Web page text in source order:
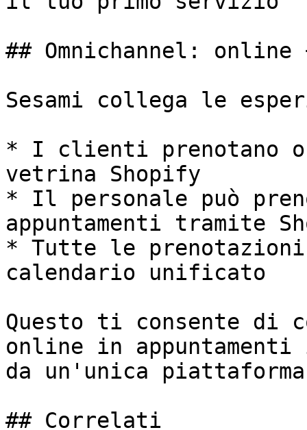
## Omnichannel:
Sesami collega le
* I clienti prenotano
vetrina Shopify
* Il personale può
appuntamenti tramite
* Tutte le
calendario unificato
Questo ti consente
online in
da un'unica
## Correlati